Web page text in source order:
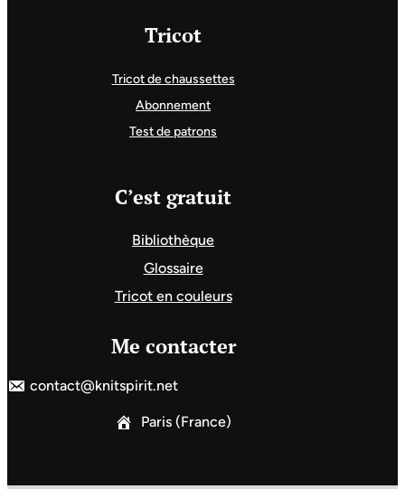
Tricot
Tricot de chaussettes
Abonnement
Test de patrons
C’est gratuit
Bibliothèque
Glossaire
Tricot en couleurs
Me contacter
contact@knitspirit.net
Paris (France)